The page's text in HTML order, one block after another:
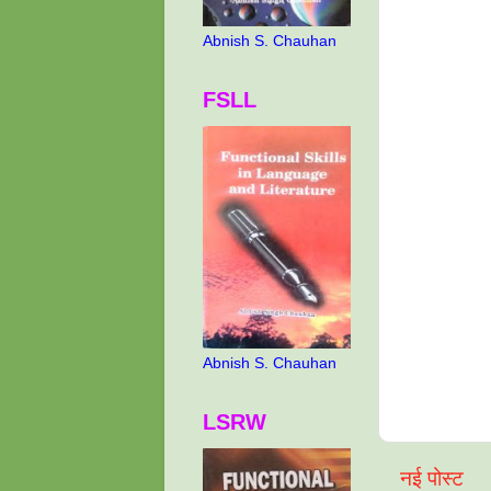
नई पोस्ट
Abnish S. Chauhan
FSLL
Abnish S. Chauhan
LSRW